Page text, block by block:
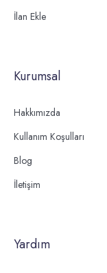
İlan Ekle
Kurumsal
Hakkımızda
Kullanım Koşulları
Blog
İletişim
Yardım